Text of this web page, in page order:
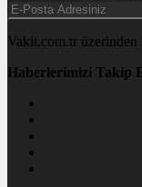
Vakit.com.tr
Haberlerimizi Takip